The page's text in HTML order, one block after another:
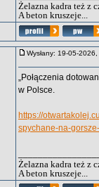
Żelazna kadra też z
A beton kruszeje...
Wysłany: 19-05-
„Połączenia
w Polsce.
https://
spychane-na-
Żelazna kadra też z
A beton kruszeje...